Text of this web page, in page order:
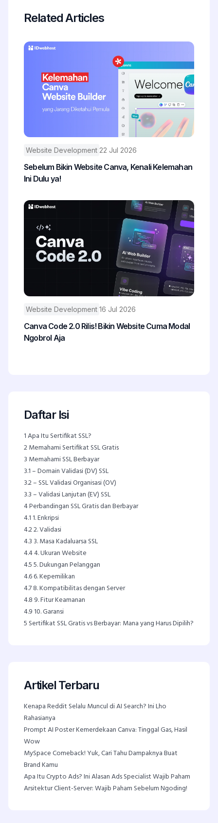
Related Articles
Website Development 22 Jul 2026
Sebelum Bikin Website Canva, Kenali Kelemahan
Ini Dulu ya!
Website Development 16 Jul 2026
Canva Code 2.0 Rilis! Bikin Website Cuma Modal
Ngobrol Aja
Daftar Isi
1Apa Itu Sertifikat SSL?
2Memahami Sertifikat SSL Gratis
3 Memahami SSL Berbayar
3.1– Domain Validasi (DV) SSL
3.2– SSL Validasi Organisasi (OV)
3.3– Validasi Lanjutan (EV) SSL
4Perbandingan SSL Gratis dan Berbayar
4.11. Enkripsi
4.22. Validasi
4.3 3. Masa Kadaluarsa SSL
4.44. Ukuran Website
4.55. Dukungan Pelanggan
4.66. Kepemilikan
4.78. Kompatibilitas dengan Server
4.8 9. Fitur Keamanan
4.910. Garansi
5 Sertifikat SSL Gratis vs Berbayar: Mana yang Harus Dipilih?
Artikel Terbaru
Kenapa Reddit Selalu Muncul di AI Search? Ini Lho
Rahasianya
Prompt AI Poster Kemerdekaan Canva: Tinggal Gas, Hasil
Wow
MySpace Comeback! Yuk, Cari Tahu Dampaknya Buat
Brand Kamu
Apa Itu Crypto Ads? Ini Alasan Ads Specialist Wajib Paham
Arsitektur Client-Server: Wajib Paham Sebelum Ngoding!